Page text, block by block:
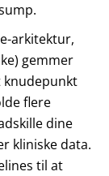
arkitektur,
gemmer
knudepunkt
flere
dine
kliniske data.
til at